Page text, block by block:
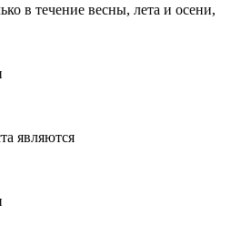
в течение весны, лета и осени,
являются